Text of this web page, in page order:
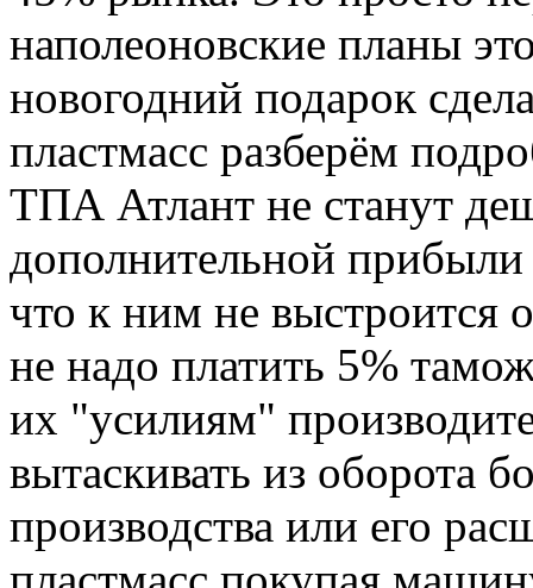
наполеоновские планы
новогодний подарок
пластмасс разберём
ТПА Атлант не станут
дополнительной
что к ним не выстроится
не надо платить 5%
их "усилиям"
вытаскивать из оборота
производства или его